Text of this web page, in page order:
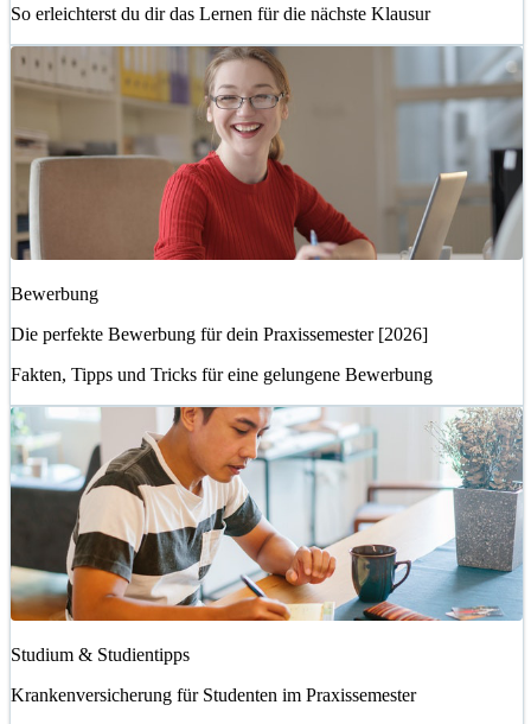
So erleichterst du dir das Lernen für die nächste Klausur
Bewerbung
Die perfekte Bewerbung für dein Praxissemester [2026]
Fakten, Tipps und Tricks für eine gelungene Bewerbung
Studium & Studientipps
Krankenversicherung für Studenten im Praxissemester